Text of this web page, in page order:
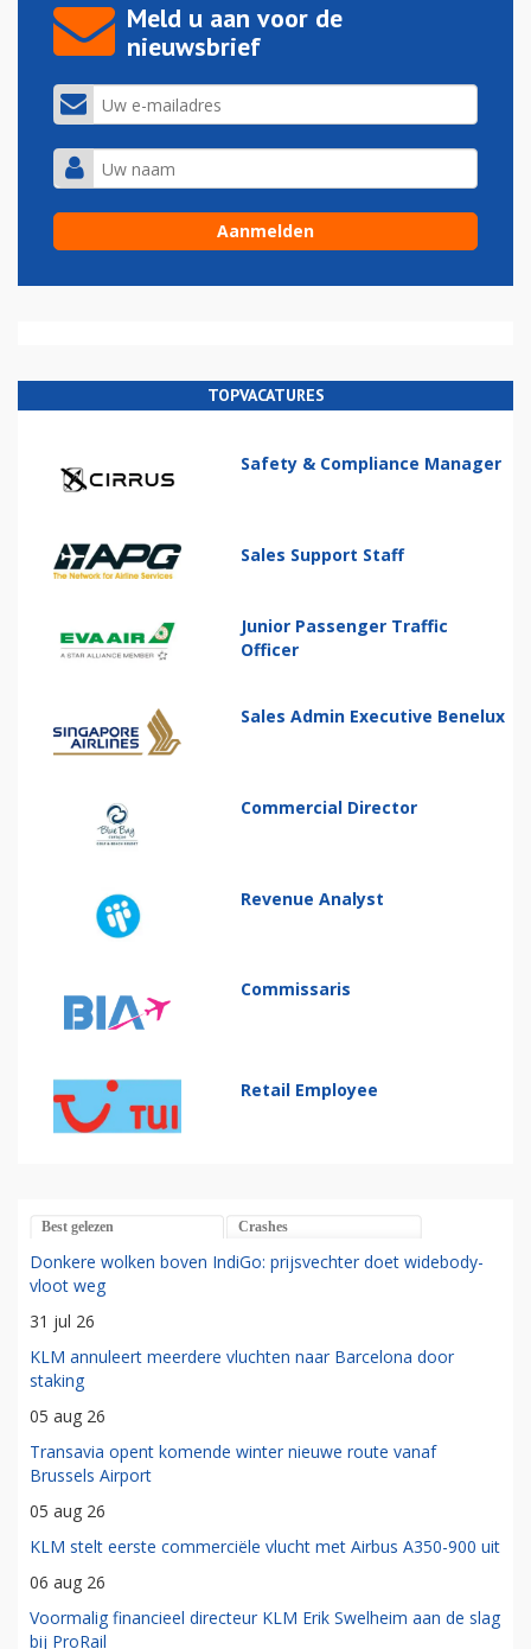
Meld u aan voor de
nieuwsbrief
TOPVACATURES
Safety & Compliance Manager
Sales Support Staff
Junior Passenger Traffic
Officer
Sales Admin Executive Benelux
Commercial Director
Revenue Analyst
Commissaris
Retail Employee
Best gelezen Crashes
Donkere wolken boven IndiGo: prijsvechter doet widebody-
vloot weg
31 jul 26
KLM annuleert meerdere vluchten naar Barcelona door
staking
05 aug 26
Transavia opent komende winter nieuwe route vanaf
Brussels Airport
05 aug 26
KLM stelt eerste commerciële vlucht met Airbus A350-900 uit
06 aug 26
Voormalig financieel directeur KLM Erik Swelheim aan de slag
bij ProRail